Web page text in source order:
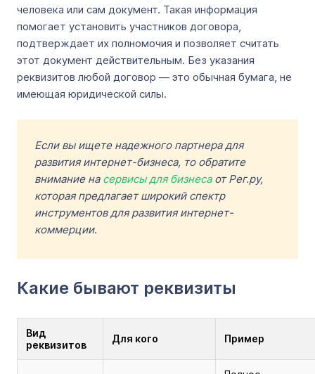
человека или сам документ. Такая информация
помогает установить участников договора,
подтверждает их полномочия и позволяет считать
этот документ действительным. Без указания
реквизитов любой договор ― это обычная бумага, не
имеющая юридической силы.
Если вы ищете надежного партнера для
развития интернет-бизнеса, то обратите
внимание на сервисы для бизнеса от Рег.ру,
которая предлагает широкий спектр
инструментов для развития интернет-
коммерции.
Какие бывают реквизиты
Вид
реквизитов
Для кого Пример